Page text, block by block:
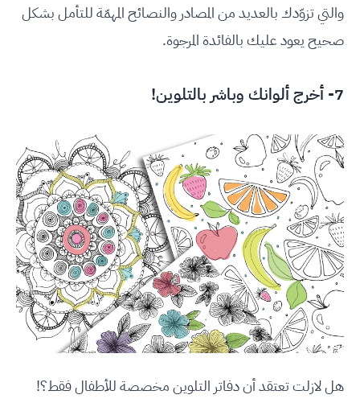
والتي تزوّدك بالعديد من المصادر والنصائح المهمّة للتأمل بشكل
صحيح يعود عليك بالفائدة المرجوة.
7- أخرج ألوانك وباشر بالتلوين!
هل لازلت تعتقد أن دفاتر التلوين مخصصة للأطفال فقط؟!